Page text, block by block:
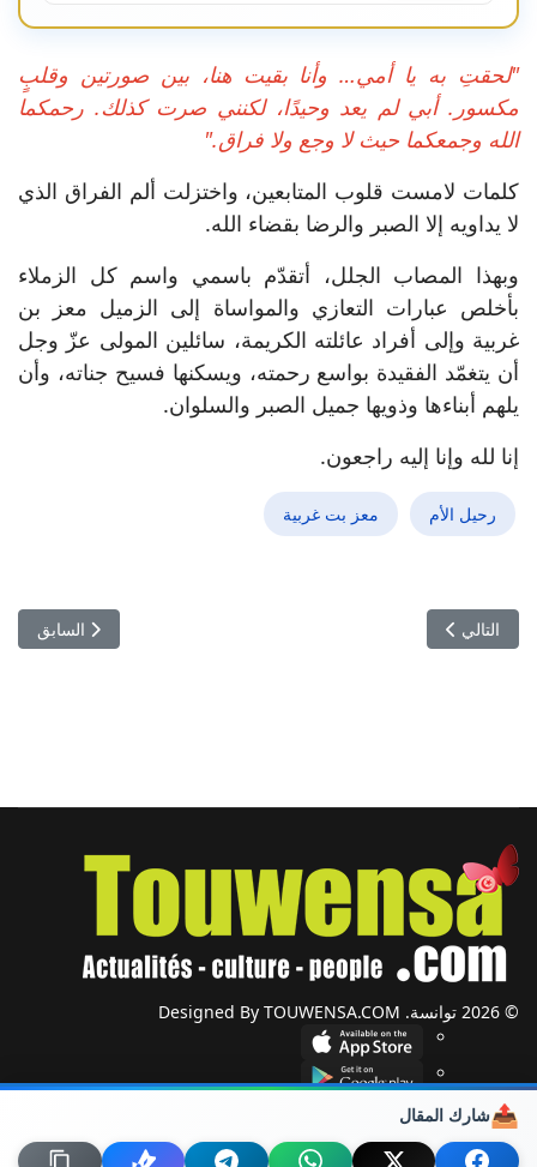
"لحقتِ به يا أمي… وأنا بقيت هنا، بين صورتين وقلبٍ
مكسور. أبي لم يعد وحيدًا، لكنني صرت كذلك. رحمكما
الله وجمعكما حيث لا وجع ولا فراق."
كلمات لامست قلوب المتابعين، واختزلت ألم الفراق الذي
لا يداويه إلا الصبر والرضا بقضاء الله.
وبهذا المصاب الجلل، أتقدّم باسمي واسم كل الزملاء
بأخلص عبارات التعازي والمواساة إلى الزميل معز بن
غربية وإلى أفراد عائلته الكريمة، سائلين المولى عزّ وجل
أن يتغمّد الفقيدة بواسع رحمته، ويسكنها فسيح جناته، وأن
يلهم أبناءها وذويها جميل الصبر والسلوان.
إنا لله وإنا إليه راجعون.
رحيل الأم معز بت غربية
المقال
السابق
المقال التالي: شيرين عبد الوهاب تكسر الصمت: حقيقة الوضع الصحي
التالي
📤شارك المقال
© 2026 توانسة. Designed By TOUWENSA.COM
شؤون دولية أحزاب وجمعيات
حول توانسة